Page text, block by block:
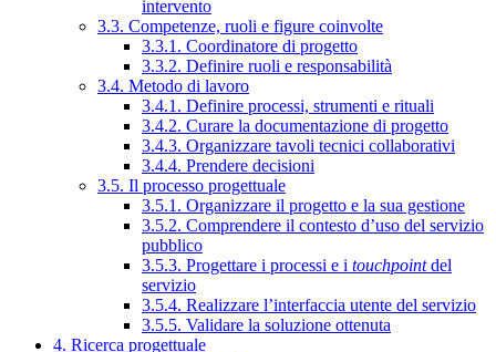
intervento
3.3. Competenze, ruoli e figure coinvolte
3.3.1. Coordinatore di progetto
3.3.2. Definire ruoli e responsabilità
3.4. Metodo di lavoro
3.4.1. Definire processi, strumenti e rituali
3.4.2. Curare la documentazione di progetto
3.4.3. Organizzare tavoli tecnici collaborativi
3.4.4. Prendere decisioni
3.5. Il processo progettuale
3.5.1. Organizzare il progetto e la sua gestione
3.5.2. Comprendere il contesto d’uso del servizio
pubblico
3.5.3. Progettare i processi e i touchpointdel
servizio
3.5.4. Realizzare l’interfaccia utente del servizio
3.5.5. Validare la soluzione ottenuta
4. Ricerca progettuale